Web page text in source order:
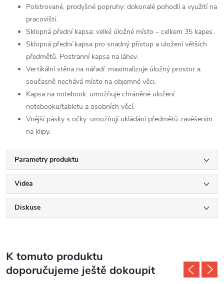
Polstrované, prodyšné popruhy: dokonalé pohodlí a využití na
pracovišti.
Sklopná přední kapsa: velké úložné místo – celkem 35 kapes.
Sklopná přední kapsa pro snadný přístup a uložení větších
předmětů. Postranní kapsa na láhev.
Vertikální stěna na nářadí: maximalizuje úložný prostor a
současně nechává místo na objemné věci.
Kapsa na notebook: umožňuje chráněné uložení
notebooku/tabletu a osobních věcí.
Vnější pásky s očky: umožňují ukládání předmětů zavěšením
na klipy.
Parametry produktu
Videa
Diskuse
K tomuto produktu
doporučujeme ještě dokoupit